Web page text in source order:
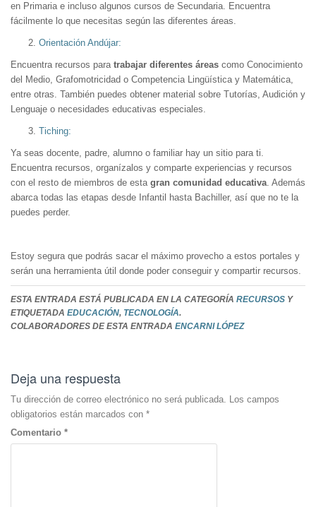
en Primaria e incluso algunos cursos de Secundaria. Encuentra
fácilmente lo que necesitas según las diferentes áreas.
Orientación Andújar:
Encuentra recursos para trabajar diferentes áreas como Conocimiento
del Medio, Grafomotricidad o Competencia Lingüística y Matemática,
entre otras. También puedes obtener material sobre Tutorías, Audición y
Lenguaje o necesidades educativas especiales.
Tiching:
Ya seas docente, padre, alumno o familiar hay un sitio para ti.
Encuentra recursos, organízalos y comparte experiencias y recursos
con el resto de miembros de estagran comunidad educativa. Además
abarca todas las etapas desde Infantil hasta Bachiller, así que no te la
puedes perder.
Estoy segura que podrás sacar el máximo provecho a estos portales y
serán una herramienta útil donde poder conseguir y compartir recursos.
ESTA ENTRADA ESTÁ PUBLICADA EN LA CATEGORÍA RECURSOS Y
ETIQUETADA EDUCACIÓN, TECNOLOGÍA.
COLABORADORES DE ESTA ENTRADA ENCARNI LÓPEZ
Deja una respuesta
Tu dirección de correo electrónico no será publicada. Los campos
obligatorios están marcados con *
Comentario *